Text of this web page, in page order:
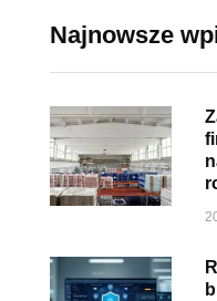
Najnowsze